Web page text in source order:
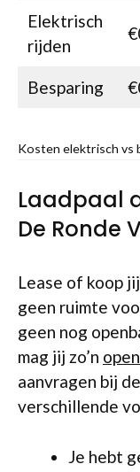
Elektrisch
rijden
Besparing
Kosten elektrisch vs
Laadpaal
De Ronde
Lease of koop
geen ruimte
geen nog
mag jij zo’n
aanvragen bij
verschillende
Je hebt